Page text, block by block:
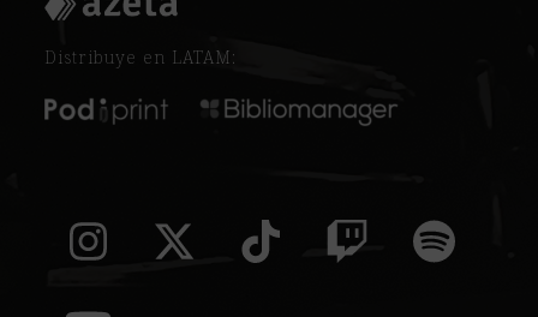
Distribuye en LATAM:
Instagram
TwitterTiktokTwitch